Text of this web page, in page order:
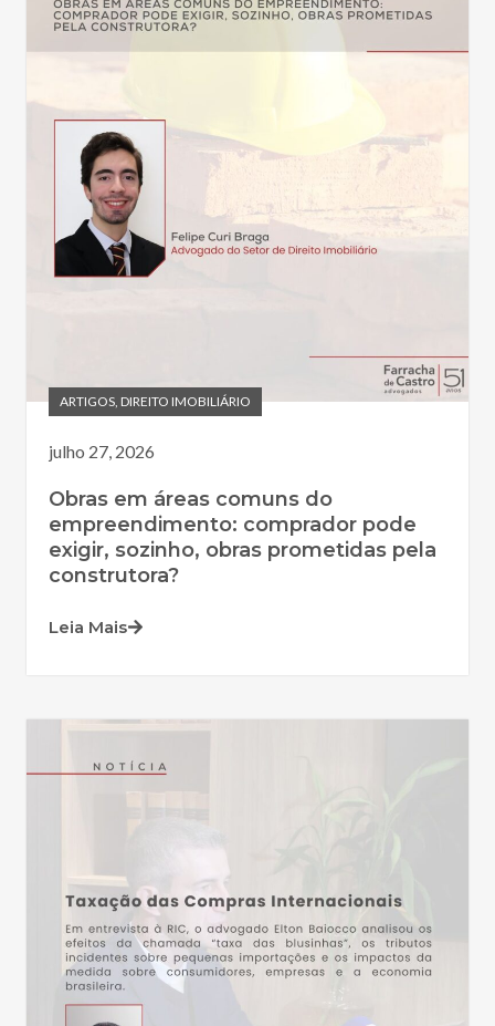
ARTIGOS, DIREITO IMOBILIÁRIO
julho 27, 2026
Obras em áreas comuns do
empreendimento: comprador pode
exigir, sozinho, obras prometidas pela
construtora?
Leia Mais